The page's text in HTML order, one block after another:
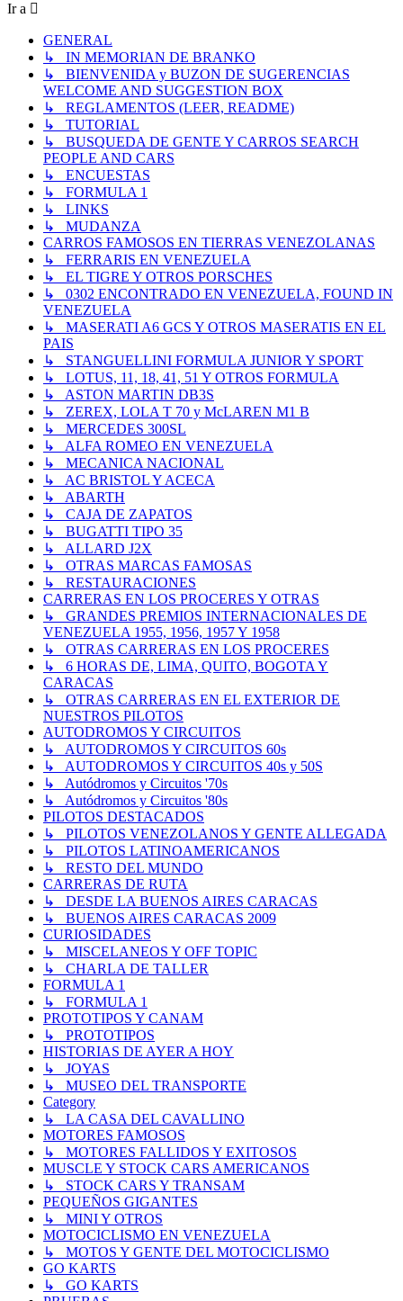
Ir a
GENERAL
↳ IN MEMORIAN DE BRANKO
↳ BIENVENIDA y BUZON DE SUGERENCIAS
WELCOME AND SUGGESTION BOX
↳ REGLAMENTOS (LEER, README)
↳ TUTORIAL
↳ BUSQUEDA DE GENTE Y CARROS SEARCH
PEOPLE AND CARS
↳ ENCUESTAS
↳ FORMULA 1
↳ LINKS
↳ MUDANZA
CARROS FAMOSOS EN TIERRAS VENEZOLANAS
↳ FERRARIS EN VENEZUELA
↳ EL TIGRE Y OTROS PORSCHES
↳ 0302 ENCONTRADO EN VENEZUELA, FOUND IN
VENEZUELA
↳ MASERATI A6 GCS Y OTROS MASERATIS EN EL
PAIS
↳ STANGUELLINI FORMULA JUNIOR Y SPORT
↳ LOTUS, 11, 18, 41, 51 Y OTROS FORMULA
↳ ASTON MARTIN DB3S
↳ ZEREX, LOLA T 70 y McLAREN M1 B
↳ MERCEDES 300SL
↳ ALFA ROMEO EN VENEZUELA
↳ MECANICA NACIONAL
↳ AC BRISTOL Y ACECA
↳ ABARTH
↳ CAJA DE ZAPATOS
↳ BUGATTI TIPO 35
↳ ALLARD J2X
↳ OTRAS MARCAS FAMOSAS
↳ RESTAURACIONES
CARRERAS EN LOS PROCERES Y OTRAS
↳ GRANDES PREMIOS INTERNACIONALES DE
VENEZUELA 1955, 1956, 1957 Y 1958
↳ OTRAS CARRERAS EN LOS PROCERES
↳ 6 HORAS DE, LIMA, QUITO, BOGOTA Y
CARACAS
↳ OTRAS CARRERAS EN EL EXTERIOR DE
NUESTROS PILOTOS
AUTODROMOS Y CIRCUITOS
↳ AUTODROMOS Y CIRCUITOS 60s
↳ AUTODROMOS Y CIRCUITOS 40s y 50S
↳ Autódromos y Circuitos '70s
↳ Autódromos y Circuitos '80s
PILOTOS DESTACADOS
↳ PILOTOS VENEZOLANOS Y GENTE ALLEGADA
↳ PILOTOS LATINOAMERICANOS
↳ RESTO DEL MUNDO
CARRERAS DE RUTA
↳ DESDE LA BUENOS AIRES CARACAS
↳ BUENOS AIRES CARACAS 2009
CURIOSIDADES
↳ MISCELANEOS Y OFF TOPIC
↳ CHARLA DE TALLER
FORMULA 1
↳ FORMULA 1
PROTOTIPOS Y CANAM
↳ PROTOTIPOS
HISTORIAS DE AYER A HOY
↳ JOYAS
↳ MUSEO DEL TRANSPORTE
Category
↳ LA CASA DEL CAVALLINO
MOTORES FAMOSOS
↳ MOTORES FALLIDOS Y EXITOSOS
MUSCLE Y STOCK CARS AMERICANOS
↳ STOCK CARS Y TRANSAM
PEQUEÑOS GIGANTES
↳ MINI Y OTROS
MOTOCICLISMO EN VENEZUELA
↳ MOTOS Y GENTE DEL MOTOCICLISMO
GO KARTS
↳ GO KARTS